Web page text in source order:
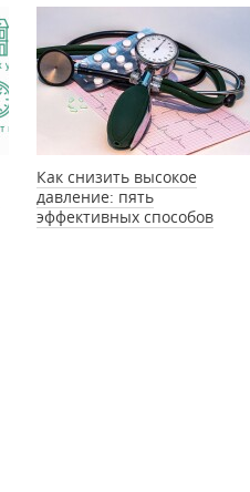
Как снизить высокое
давление: пять
эффективных способов